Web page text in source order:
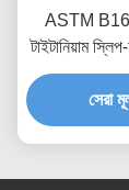
ASTM
টাইটানিয়াম
সেরা